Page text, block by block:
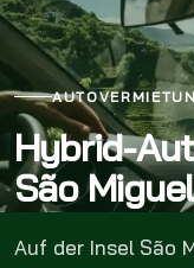
Hybrid-
São
Auf der Insel São